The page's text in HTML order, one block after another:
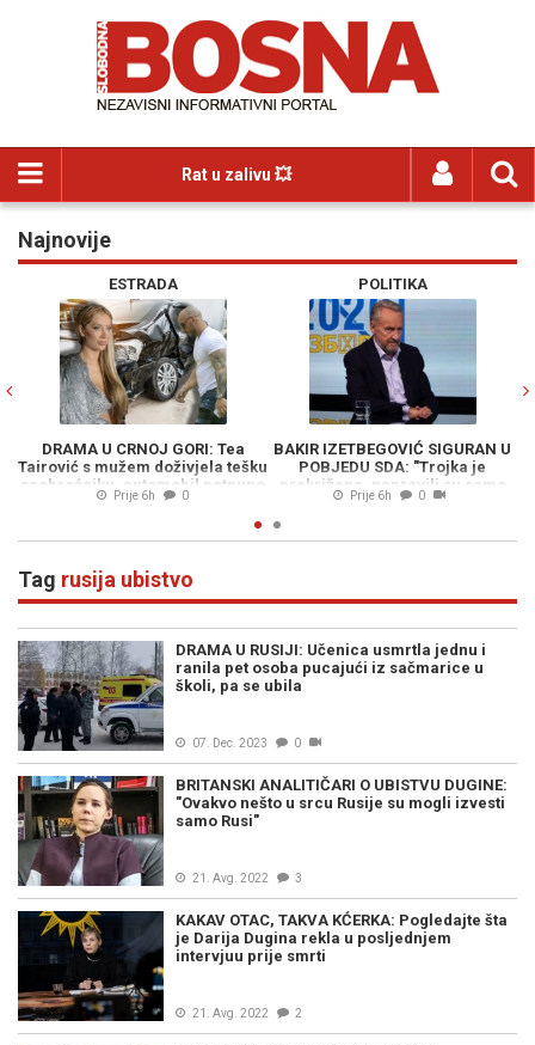
Rat u zalivu 💥
Najnovije
ESTRADA
DRAMA U CRNOJ GORI: Tea
Tairović s mužem doživjela tešku
saobraćajku, automobil potpuno
havarisan
Prije 6h 0
POLITIKA
BAKIR IZETBEGOVIĆ SIGURAN U
POBJEDU SDA: "Trojka je
prekrižena, napravili su samo
belaj"
Prije 6h 0
Tag rusija ubistvo
DRAMA U RUSIJI: Učenica usmrtla jednu i
ranila pet osoba pucajući iz sačmarice u
školi, pa se ubila
07. Dec. 2023 0
BRITANSKI ANALITIČARI O UBISTVU DUGINE:
"Ovakvo nešto u srcu Rusije su mogli izvesti
samo Rusi"
21. Avg. 2022 3
KAKAV OTAC, TAKVA KĆERKA: Pogledajte šta
je Darija Dugina rekla u posljednjem
intervjuu prije smrti
21. Avg. 2022 2